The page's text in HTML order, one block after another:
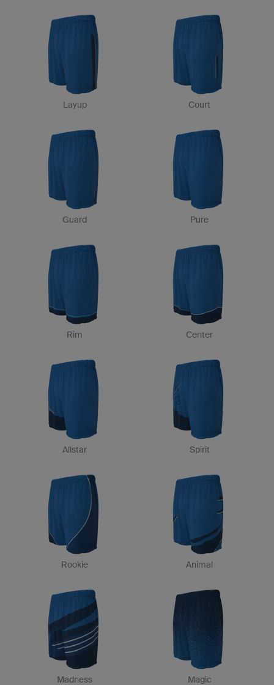
Layup Court
Guard Pure
Rim Center
Allstar Spirit
Rookie Animal
Madness Magic